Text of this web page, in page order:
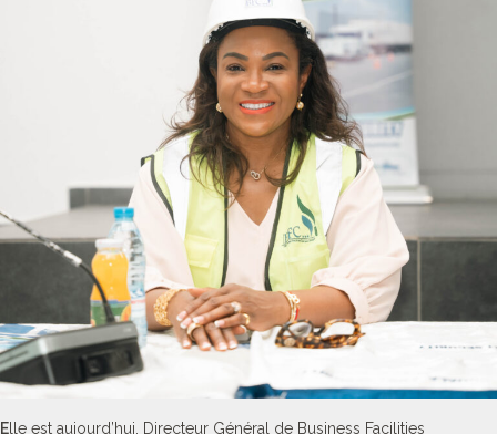
E lle est aujourd’hui, Directeur Général de Business Facilities